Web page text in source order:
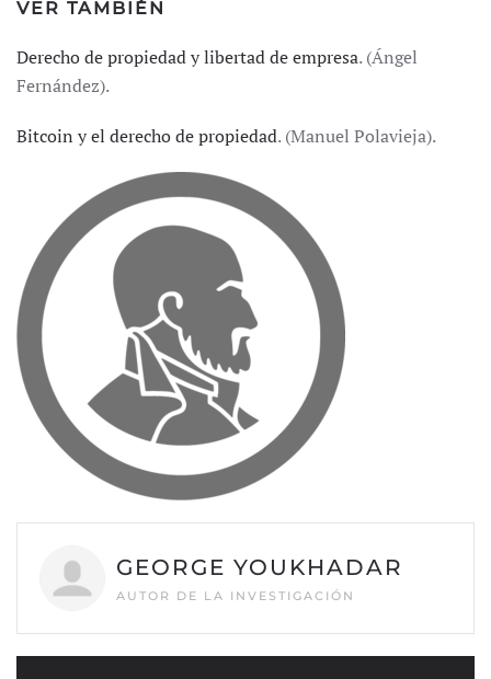
VER TAMBIÉN
Derecho de propiedad y libertad de empresa. (Ángel
Fernández).
Bitcoin y el derecho de propiedad. (Manuel Polavieja).
GEORGE YOUKHADAR
AUTOR DE LA INVESTIGACIÓN